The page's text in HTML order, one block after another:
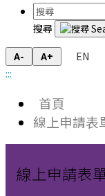
搜尋
A- A+
EN
:::
首頁
線上申請表
線上申請表